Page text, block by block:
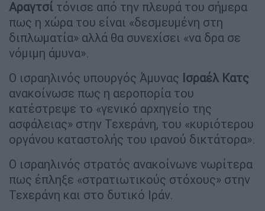
Αραγτσί τόνισε από την πλευρά του σήμερα
πως η χώρα του είναι «δεσμευμένη στη
διπλωματία» αλλά θα συνεχίσει «να δρα σε
νόμιμη άμυνα».
Ο ισραηλινός υπουργός Άμυνας Ισραέλ Κατς
ανακοίνωσε πως η αεροπορία του
κατέστρεψε το «γενικό αρχηγείο της
ασφάλειας» στην Τεχεράνη, του «κυριότερου
οργάνου καταστολής του ιρανού δικτάτορα».
Ο ισραηλινός στρατός ανακοίνωνε νωρίτερα
πως έπληξε «στρατιωτικούς στόχους» στην
Τεχεράνη και στο δυτικό Ιράν.